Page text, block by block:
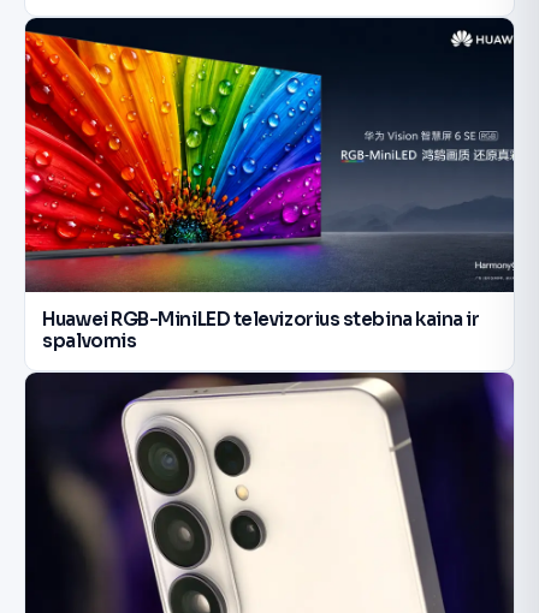
Huawei RGB-MiniLED televizorius stebina kaina ir
spalvomis